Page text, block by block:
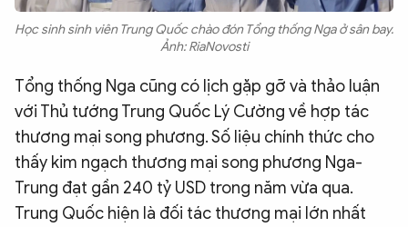
Học sinh sinh viên Trung Quốc chào đón Tổng thống Nga ở sân bay.
Ảnh: RiaNovosti
Tổng thống Nga cũng có lịch gặp gỡ và thảo luận
với Thủ tướng Trung Quốc Lý Cường về hợp tác
thương mại song phương. Số liệu chính thức cho
thấy kim ngạch thương mại song phương Nga-
Trung đạt gần 240 tỷ USD trong năm vừa qua.
Trung Quốc hiện là đối tác thương mại lớn nhất